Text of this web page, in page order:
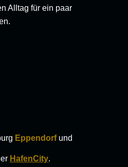
Alltag für ein paar
Eppendorfund
HafenCity.